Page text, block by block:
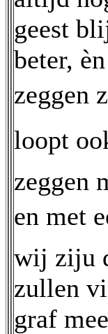
geest
beter,
zeggen
loopt
zeggen
en met
wij ziju
zullen
graf